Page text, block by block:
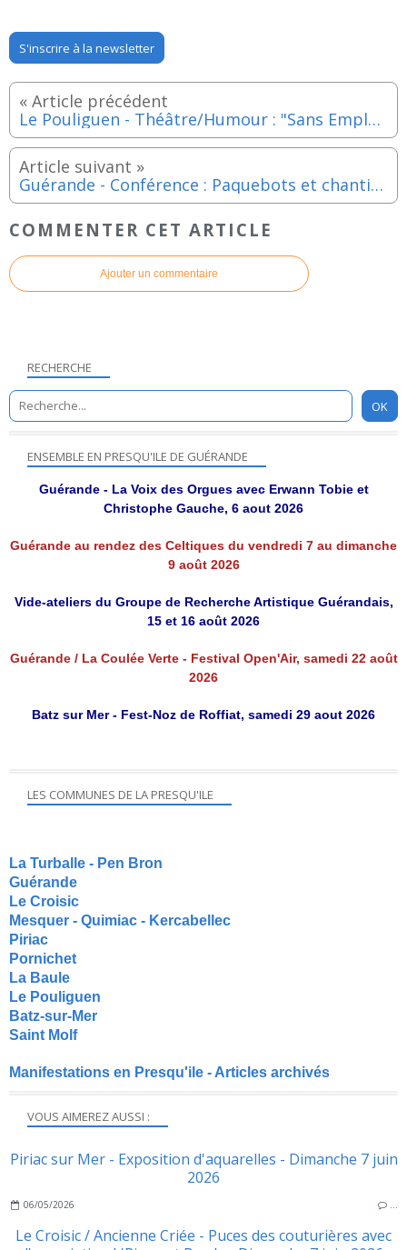
S'inscrire à la newsletter
Le Pouliguen - Théâtre/Humour : "Sans Emploi" dans le cadre des Mardis de Baudry - Mardi 18 novembre 2025
Guérande - Conférence : Paquebots et chantiers navals de Saint Nazaire - Vendredi 14 novembre 2025
COMMENTER CET ARTICLE
Ajouter un commentaire
RECHERCHE
VOUS AIMEREZ AUSSI :
Piriac sur Mer - Exposition d'aquarelles - Dimanche 7 juin
2026
06/05/2026 …
Le Croisic / Ancienne Criée - Puces des couturières avec
ENSEMBLE EN PRESQU'ILE DE GUÉRANDE
Guérande - La Voix des Orgues avec Erwann Tobie et
Christophe Gauche, 6 aout 2026
Guérande au rendez des Celtiques du vendredi 7 au dimanche
9 août 2026
Vide-ateliers du Groupe de Recherche Artistique Guérandais,
15 et 16 août 2026
Guérande / La Coulée Verte - Festival Open'Air, samedi 22 août
2026
Batz sur Mer - Fest-Noz de Roffiat, samedi 29 aout 2026
LES COMMUNES DE LA PRESQU'ILE
La Turballe - Pen Bron
Guérande
Le Croisic
Mesquer - Quimiac - Kercabellec
Piriac
Pornichet
La Baule
Le Pouliguen
Batz-sur-Mer
Saint Molf
Manifestations en Presqu'ile - Articles archivés